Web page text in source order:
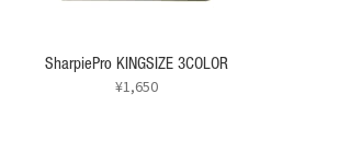
SharpiePro KINGSIZE 3COLOR
¥1,650